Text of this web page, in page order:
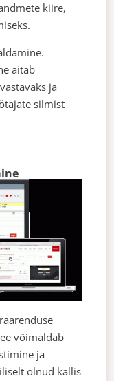
kiire,
aitab
ja
silmist
võimaldab
ja
olnud kallis